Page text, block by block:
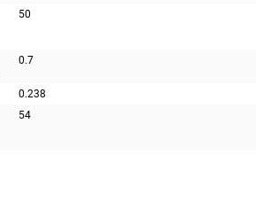
50
0.7
0.238
54